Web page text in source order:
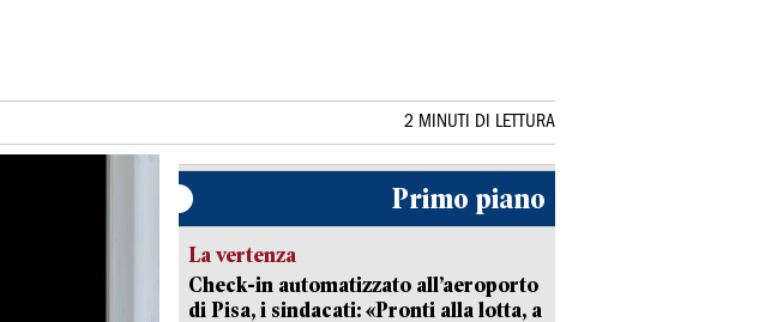
2 MINUTI DI LETTURA
Primo piano
La vertenza
Check-in automatizzato all’aeroporto
di Pisa, i sindacati: «Pronti alla lotta, a